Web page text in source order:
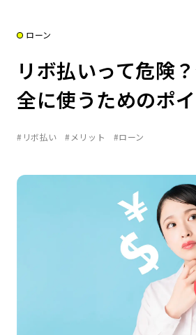
ローン
リボ払いって危険
全に使うためのポ
#リボ払い #メリット #ローン